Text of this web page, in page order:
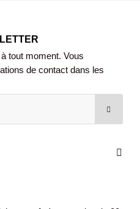
tout moment. Vous
de contact dans les
